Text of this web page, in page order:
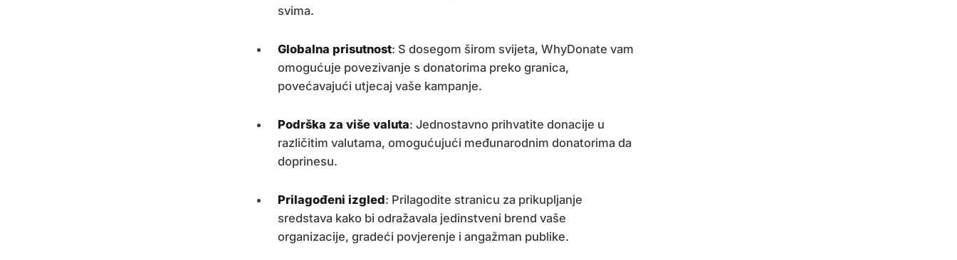
svima.
Globalna prisutnost: S dosegom širom svijeta, WhyDonate vam
omogućuje povezivanje s donatorima preko granica,
povećavajući utjecaj vaše kampanje.
Podrška za više valuta: Jednostavno prihvatite donacije u
različitim valutama, omogućujući međunarodnim donatorima da
doprinesu.
Prilagođeni izgled: Prilagodite stranicu za prikupljanje
sredstava kako bi odražavala jedinstveni brend vaše
organizacije, gradeći povjerenje i angažman publike.